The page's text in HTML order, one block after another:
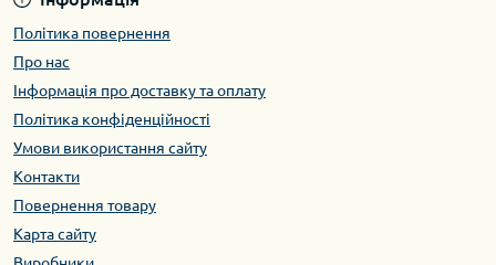
Політика повернення
Про нас
Інформація про доставку та оплату
Політика конфіденційності
Умови використання сайту
Контакти
Повернення товару
Карта сайту